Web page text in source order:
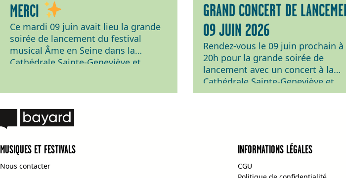
MERCI
Ce mardi 09 juin avait lieu la grande
soirée de lancement du festival
musical Âme en Seine dans la
Cathédrale Sainte-Geneviève et
dirigé par Laetitia Corcelle pour ce
magnifique concert autour d’œuvres
Benéteau ! […]
GRAND CONCERT DE
09 JUIN 2026
Rendez-vous le 09 juin prochain à
20h pour la grande soirée de
lancement avec un concert à la
Cathédrale Sainte-Geneviève et
Saint-Maurice de Nanterre qui
! Billetterie et infos pratiques :
https://my.weezevent.com/festival-
ame-en-seine-concert-de…
MUSIQUES ET FESTIVALS
Nous contacter
INFORMATIONS LÉGALES
CGU